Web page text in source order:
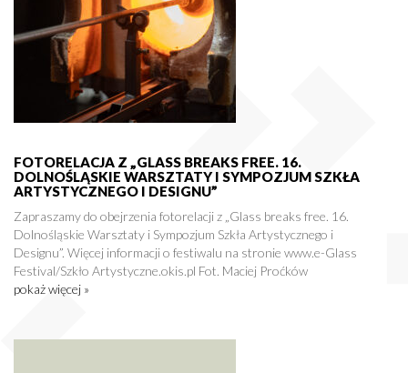
FOTORELACJA Z „GLASS BREAKS FREE. 16.
DOLNOŚLĄSKIE WARSZTATY I SYMPOZJUM SZKŁA
ARTYSTYCZNEGO I DESIGNU”
Zapraszamy do obejrzenia fotorelacji z „Glass breaks free. 16.
Dolnośląskie Warsztaty i Sympozjum Szkła Artystycznego i
Designu”. Więcej informacji o festiwalu na stronie www.e-Glass
Festival/Szkło Artystyczne.okis.pl Fot. Maciej Proćków
pokaż więcej »